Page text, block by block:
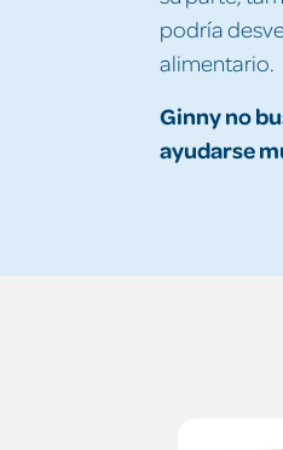
podría
alimentario.
Ginny no
ayudarse